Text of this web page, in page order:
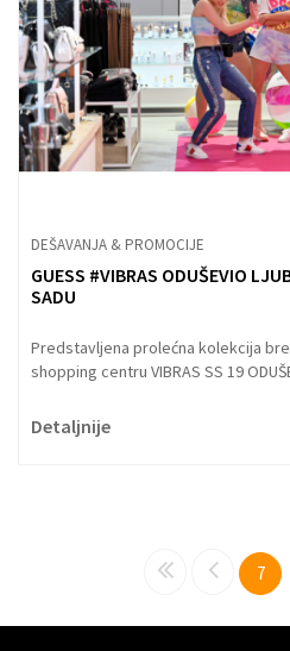
DEŠAVANJA & PROMOCIJE
GUESS #VIBRAS ODUŠEVIO
SADU
Predstavljena prolećna kolekcija
shopping centru VIBRAS SS 19
Detaljnije
7